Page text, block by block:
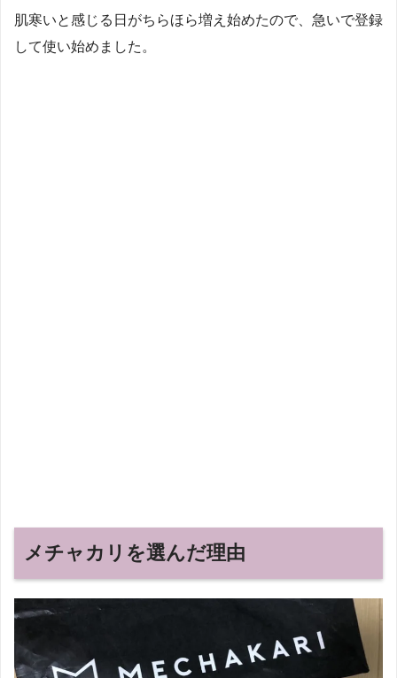
肌寒いと感じる日がちらほら増え始めたので、急いで登録
して使い始めました。
メチャカリを選んだ理由